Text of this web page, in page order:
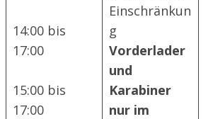
14:00 bis
17:00
15:00 bis
17:00
Einschränkun
g
Vorderlader
und
Karabiner
nur im